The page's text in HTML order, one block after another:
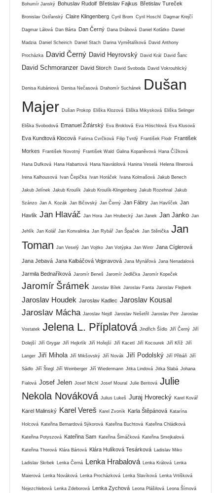
Bohumír Janský Bohuslav Rudolf Břetislav Fajkus Břetislav Tureček
Bronislav Ostřanský Claire Klingenberg Cyril Brom Cyril Hoschl Dagmar Krejčí
Dagmar Lálová Dan Bárta Dan Černý Dana Drábová Daniel Koťátko Daniel
Madzia Daniel Scheirich Daniel Stach Darina Vymětalíková David Anthony
Procházka David Černý David Heyrovský David Král David Šanc
David Schmoranzer David Storch David Svoboda David Vokrouhlický
Denisa Kubániová Denisa Nečasová Drahomír Suchánek
Dušan
Majer Dušan Prokop Eliška Klozová Eliška Mikysková Eliška Selinger
Eliška Svobodová Emanuel Žďárský Eva Broklová Eva Höschlová Eva Klusová
Eva Kundtová Klocová Fatima Cvrčková Filip Tvrdý František Flodr František
Morkes František Novotný František Wald Galina Kopaněvová Hana Čížková
Hana Dufková Hana Habartová Hana Navrátilová Hanina Veselá Helena Illnerová
Irena Kalhousová Ivan Čepička Ivan Horáček Ivana Kolmašová Jakub Benech
Jakub Jelínek Jakub Kroulík Jakub Kroulík-Klingenberg Jakub Rozehnal Jakub
Szánzo Jan A. Kozák Jan Bičovský Jan Černý Jan Fábry Jan Havlíček Jan
Havlík Jan Hlaváč Jan Hora Jan Hrubecký Jan Janek Jan Janko Jan
Jehlík Jan Kolář Jan Konvalinka Jan Rybář Jan Špaček Jan Stěnička Jan
Toman
Jan Veselý Jan Vojtko Jan Votýpka Jan Wintr Jana Cíglerová
Jana Jebavá Jana Kalbáčová Vejpravová Jana Mynářová Jana Nenadalová
Jarmila Bednaříková Jaromír Beneš Jaromír Jedlička Jaromír Kopeček
Jaromír Šrámek Jaroslav Bílek Jaroslav Fanta Jaroslav Flejberk
Jaroslav Houdek Jaroslav Kadlec Jaroslav Kousal
Jaroslav Mácha Jaroslav Nejdl Jaroslav Nešetřil Jaroslav Petr Jaroslav
Vostatek Jelena L. Příplatová Jindřich Šídlo Jiří Černý Jiří
Dolejší Jiří Grygar Jiří Hejkrlík Jiří Hořejší Jiří Kacetl Jiří Kocourek Jiří Kříž Jiří
Langer Jiří Mihola Jiří Mikšovský Jiří Novák Jiří Podolský Jiří Přibáň Jiří
Sádlo Jiří Štegl Jiří Weinberger Jiří Wiedermann Jitka Lindová Jitka Slabá Johana
Fialová Josef Jelen Josef Michl Josef Moural Julie Beritová Julie
Nekola Nováková Julius Lukeš Juraj Hvorecký Karel Kovář
Karel Malinský Karel Vereš Karel Zvoník Karla Štěpánová Katarína
Holcová Kateřina Bernardová Sýkorová Kateřina Buchtová Kateřina Chládková
Kateřina Potyszová Kateřina Sam Kateřina Šimáčková Kateřina Smejkalová
Kateřina Thorová Klára Bártová Klára Hulíková Tesárková Ladislav Miko
Ladislav Skrbek Lenka Černá Lenka Hrabalová Lenka Králová Lenka
Maierová Lenka Nováková Lenka Procházková Lenka Slavíková Lenka Vrtišková
Nejezchlebová Lenka Zdeborová Lenka Zychová Leona Plášilová Leona Šímová